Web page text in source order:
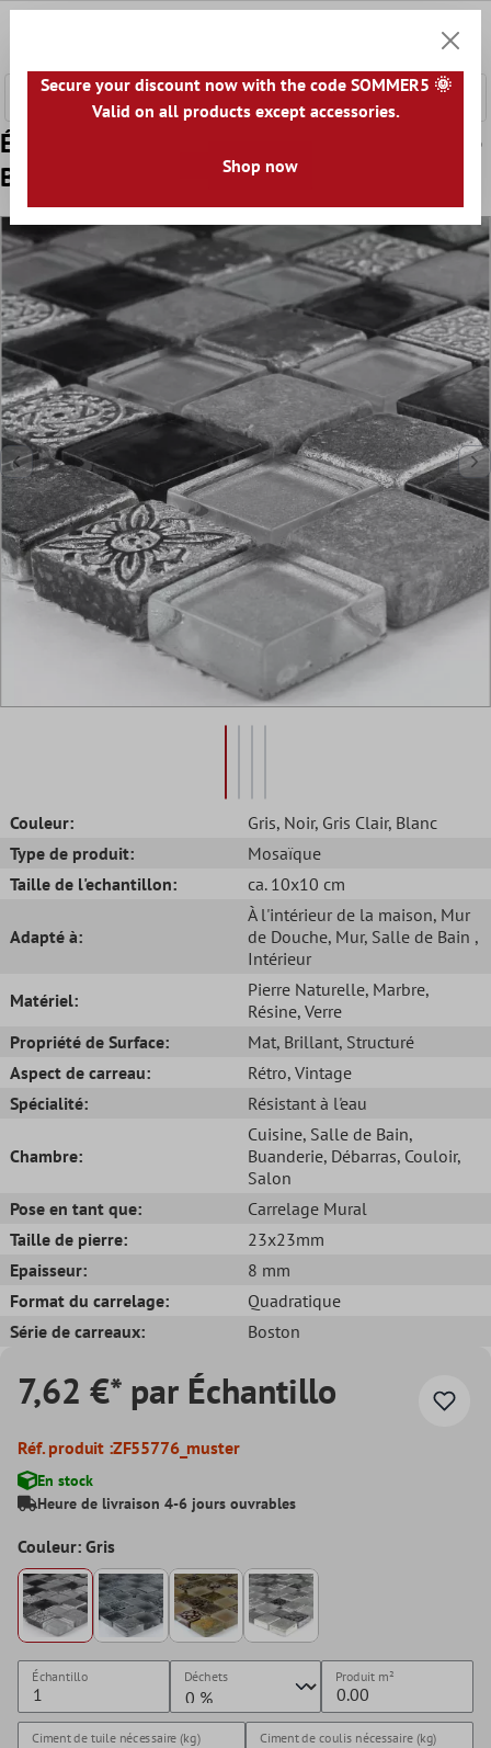
Panier
Échantillon Mosaïque Verre Marbré Calcaire
Boston Gris
Couleur: Gris, Noir, Gris Clair, Blanc
Type de produit:
Mosaïque
Taille de l'echantillon:
ca. 10x10 cm
Adapté à:
À l'intérieur de la maison, Mur
de Douche, Mur, Salle de Bain ,
Intérieur
Matériel:
Pierre Naturelle, Marbre,
Résine, Verre
Propriété de Surface:
Mat, Brillant, Structuré
Aspect de carreau:
Rétro, Vintage
Spécialité:
Résistant à l'eau
Chambre:
Cuisine, Salle de Bain,
Buanderie, Débarras, Couloir,
Salon
Pose en tant que:
Carrelage Mural
Taille de pierre:
23x23mm
Epaisseur:
8 mm
Format du carrelage:
Quadratique
Série de carreaux:
Boston
7,62 €* par Échantillo
Réf. produit :ZF55776_muster
En stock
Heure de livraison 4-6 jours ouvrables
Couleur: Gris
Échantillo Déchets Produit m²
Ciment de tuile nécessaire (kg) Ciment de coulis nécessaire (kg)
Secure your discount now with the code SOMMER5 🌞
Valid on all products except accessories.
Shop now